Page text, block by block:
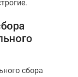
сбора